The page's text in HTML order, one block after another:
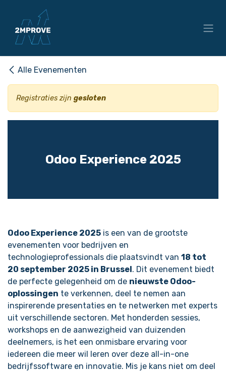
Alle Evenementen
Registraties zijn gesloten
Odoo Experience 2025
Odoo Experience 2025 is een van de grootste
evenementen voor bedrijven en
technologieprofessionals die plaatsvindt van 18 tot
20 september 2025 in Brussel. Dit evenement biedt
de perfecte gelegenheid om de nieuwste Odoo-
oplossingen te verkennen, deel te nemen aan
inspirerende presentaties en te netwerken met experts
uit verschillende sectoren. Met honderden sessies,
workshops en de aanwezigheid van duizenden
deelnemers, is het een onmisbare ervaring voor
iedereen die meer wil leren over deze all-in-one
bedrijfssoftware en innovatie. Mis je kans niet om deel